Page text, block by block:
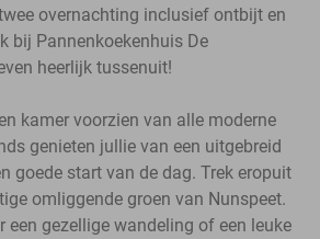
overnachting inclusief ontbijt en
bij Pannenkoekenhuis De
heerlijk tussenuit!
kamer voorzien van alle moderne
genieten jullie van een uitgebreid
goede start van de dag. Trek eropuit
omliggende groen van Nunspeet.
een gezellige wandeling of een leuke